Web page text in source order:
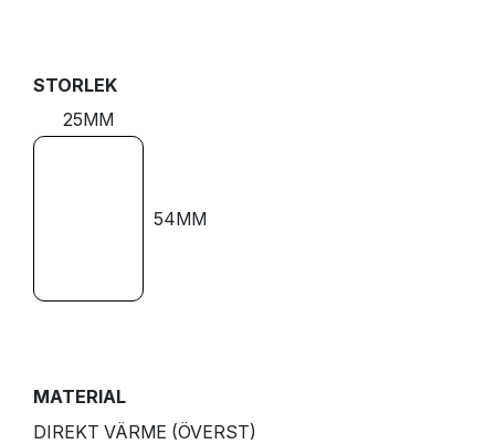
STORLEK
25MM
54MM
MATERIAL
DIREKT VÄRME (ÖVERST)